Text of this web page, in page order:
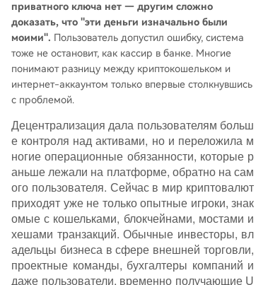
приватного ключа нет — другим сложно
доказать, что "эти деньги изначально были
моими". Пользователь допустил ошибку, система
тоже не остановит, как кассир в банке. Многие
понимают разницу между криптокошельком и
интернет-аккаунтом только впервые столкнувшись
с проблемой.
Децентрализация дала пользователям больш
е контроля над активами, но и переложила м
ногие операционные обязанности, которые р
аньше лежали на платформе, обратно на сам
ого пользователя. Сейчас в мир криптовалют
приходят уже не только опытные игроки, знак
омые с кошельками, блокчейнами, мостами и
хешами транзакций. Обычные инвесторы, вл
адельцы бизнеса в сфере внешней торговли,
проектные команды, бухгалтеры компаний и
даже пользователи, временно получающие U